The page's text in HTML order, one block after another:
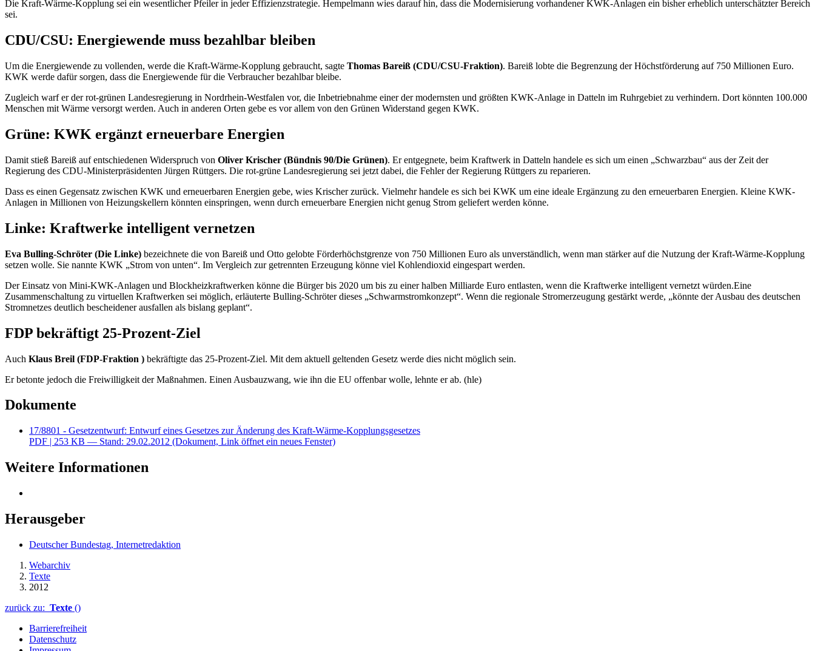
Die Kraft-Wärme-Kopplung sei ein wesentlicher Pfeiler in jeder Effizienzstrategie. Hempelmann wies darauf hin, dass die Modernisierung vorhandener KWK-Anlagen ein bisher erheblich unterschätzter Bereich
sei.
CDU/CSU: Energiewende muss bezahlbar bleiben
Um die Energiewende zu vollenden, werde die Kraft-Wärme-Kopplung gebraucht, sagte Thomas Bareiß (CDU/CSU-Fraktion). Bareiß lobte die Begrenzung der Höchstförderung auf 750 Millionen Euro.
KWK werde dafür sorgen, dass die Energiewende für die Verbraucher bezahlbar bleibe.
Zugleich warf er der rot-grünen Landesregierung in Nordrhein-Westfalen vor, die Inbetriebnahme einer der modernsten und größten KWK-Anlage in Datteln im Ruhrgebiet zu verhindern. Dort könnten 100.000
Menschen mit Wärme versorgt werden. Auch in anderen Orten gebe es vor allem von den Grünen Widerstand gegen KWK.
Grüne: KWK ergänzt erneuerbare Energien
Damit stieß Bareiß auf entschiedenen Widerspruch von Oliver Krischer (Bündnis 90/Die Grünen). Er entgegnete, beim Kraftwerk in Datteln handele es sich um einen „Schwarzbau“ aus der Zeit der
Regierung des CDU-Ministerpräsidenten Jürgen Rüttgers. Die rot-grüne Landesregierung sei jetzt dabei, die Fehler der Regierung Rüttgers zu reparieren.
Dass es einen Gegensatz zwischen KWK und erneuerbaren Energien gebe, wies Krischer zurück. Vielmehr handele es sich bei KWK um eine ideale Ergänzung zu den erneuerbaren Energien. Kleine KWK-
Anlagen in Millionen von Heizungskellern könnten einspringen, wenn durch erneuerbare Energien nicht genug Strom geliefert werden könne.
Linke: Kraftwerke intelligent vernetzen
Eva Bulling-Schröter (Die Linke) bezeichnete die von Bareiß und Otto gelobte Förderhöchstgrenze von 750 Millionen Euro als unverständlich, wenn man stärker auf die Nutzung der Kraft-Wärme-Kopplung
setzen wolle. Sie nannte KWK „Strom von unten“. Im Vergleich zur getrennten Erzeugung könne viel Kohlendioxid eingespart werden.
Der Einsatz von Mini-KWK-Anlagen und Blockheizkraftwerken könne die Bürger bis 2020 um bis zu einer halben Milliarde Euro entlasten, wenn die Kraftwerke intelligent vernetzt würden.Eine
Zusammenschaltung zu virtuellen Kraftwerken sei möglich, erläuterte Bulling-Schröter dieses „Schwarmstromkonzept“. Wenn die regionale Stromerzeugung gestärkt werde, „könnte der Ausbau des deutschen
Stromnetzes deutlich bescheidener ausfallen als bislang geplant“.
FDP bekräftigt 25-Prozent-Ziel
Auch Klaus Breil (FDP-Fraktion ) bekräftigte das 25-Prozent-Ziel. Mit dem aktuell geltenden Gesetz werde dies nicht möglich sein.
Er betonte jedoch die Freiwilligkeit der Maßnahmen. Einen Ausbauzwang, wie ihn die EU offenbar wolle, lehnte er ab. (hle)
Dokumente
17/8801 - Gesetzentwurf: Entwurf eines Gesetzes zur Änderung des Kraft-Wärme-Kopplungsgesetzes
PDF | 253 KB — Stand: 29.02.2012 (Dokument, Link öffnet ein neues Fenster)
Weitere Informationen
Herausgeber
Deutscher Bundestag, Internetredaktion
Webarchiv
Texte
2012
zurück zu: Texte ()
Barrierefreiheit
Datenschutz